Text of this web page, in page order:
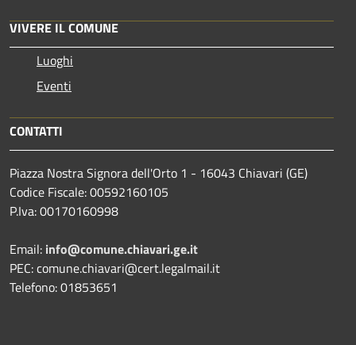
VIVERE IL COMUNE
Luoghi
Eventi
CONTATTI
Piazza Nostra Signora dell'Orto 1 - 16043 Chiavari (GE)
Codice Fiscale: 00592160105
P.Iva: 00170160998
Email: info@comune.chiavari.ge.it
PEC: comune.chiavari@cert.legalmail.it
Telefono: 01853651